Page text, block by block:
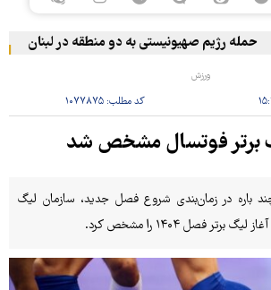
حمله رژیم صهیونیستی به دو منطقه در لبنان
ورزش
کد مطلب:۱۰۷۷۸۷۵
برتر فوتسال مشخص شد
باره در زمان‌بندی شروع فصل جدید، سازمان لیگ
فصل ۱۴۰۴ را مشخص کرد.